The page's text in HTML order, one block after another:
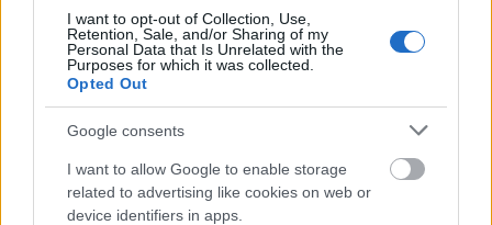
I want to opt-out of Collection, Use,
Retention, Sale, and/or Sharing of my
Personal Data that Is Unrelated with the
Purposes for which it was collected.
Opted Out
Google consents
I want to allow Google to enable storage
related to advertising like cookies on web or
device identifiers in apps.
lényegét
Kovács Gréta